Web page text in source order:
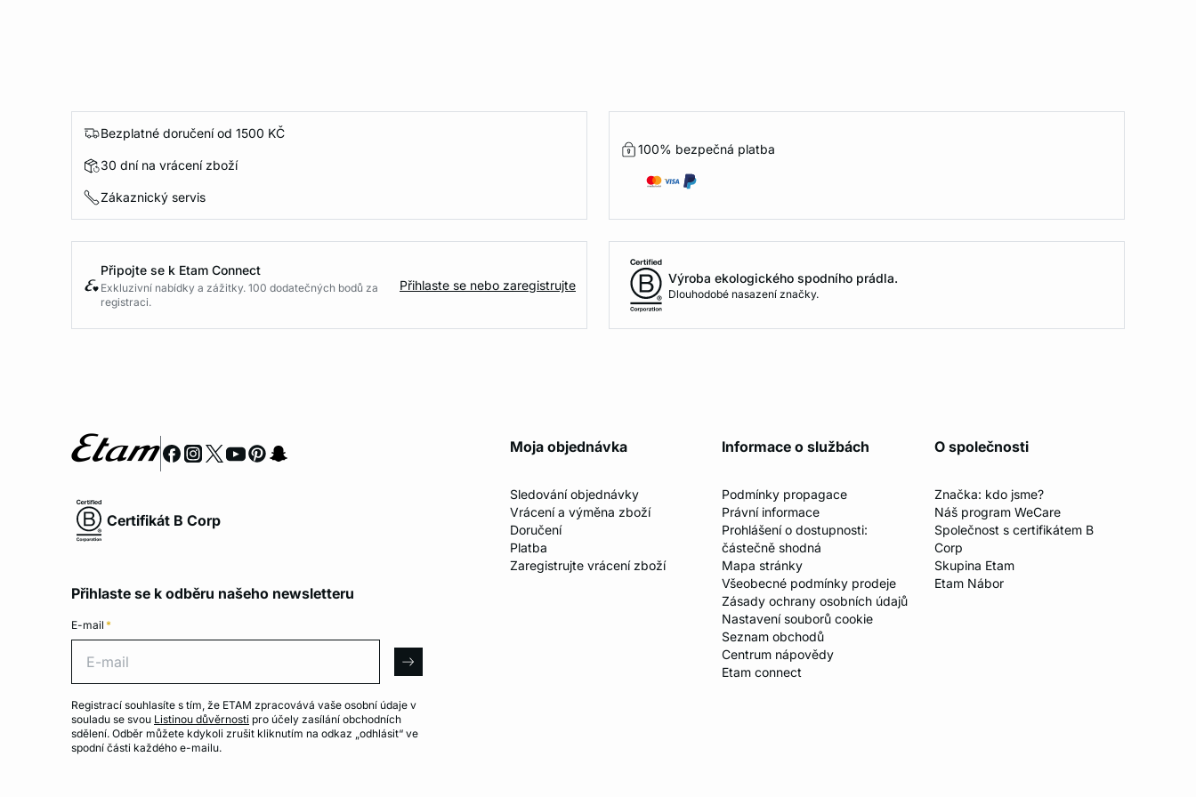
Bezplatné doručení od 1500 KČ
30 dní na vrácení zboží
Zákaznický servis
100% bezpečná platba
Připojte se k Etam Connect
Exkluzivní nabídky a zážitky. 100 dodatečných bodů za
registraci.
Přihlaste se nebo zaregistrujte Výroba ekologického spodního prádla.
Dlouhodobé nasazení značky.
Certifikát B Corp
Přihlaste se k odběru našeho newsletteru
E-mail *
arrow
Registrací souhlasíte s tím, že ETAM zpracovává vaše osobní údaje v
souladu se svou Listinou důvěrnosti pro účely zasílání obchodních
sdělení. Odběr můžete kdykoli zrušit kliknutím na odkaz „odhlásit“ ve
spodní části každého e-mailu.
Moja objednávka
Sledování objednávky
Vrácení a výměna zboží
Doručení
Platba
Zaregistrujte vrácení zboží
Informace o službách
Podmínky propagace
Právní informace
Prohlášení o dostupnosti:
částečně shodná
Mapa stránky
Všeobecné podmínky prodeje
Zásady ochrany osobních údajů
Nastavení souborů cookie
Seznam obchodů
Centrum nápovědy
Etam connect
O společnosti
Značka: kdo jsme?
Náš program WeCare
Společnost s certifikátem B
Corp
Skupina Etam
Etam Nábor